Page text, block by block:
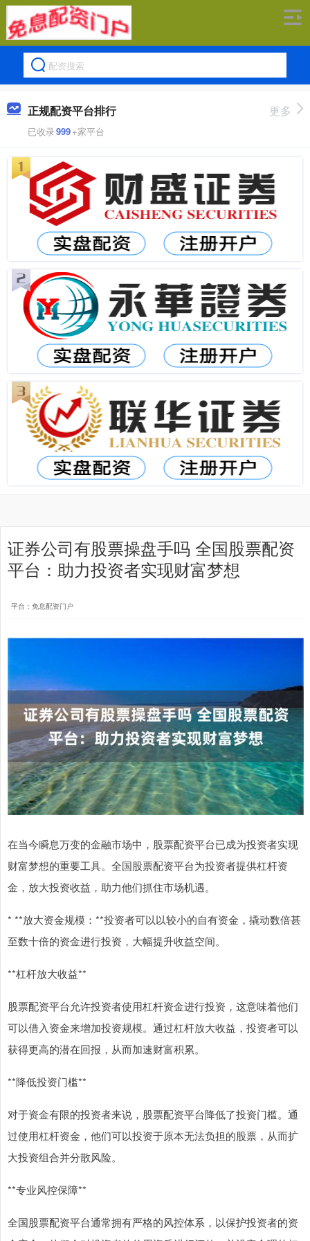
正规配资平台排行
已收录999+家平台
更多
证券公司有股票操盘手吗 全国股票配资
平台：助力投资者实现财富梦想
平台：免息配资门户
在当今瞬息万变的金融市场中，股票配资平台已成为投资者实现
财富梦想的重要工具。全国股票配资平台为投资者提供杠杆资
金，放大投资收益，助力他们抓住市场机遇。
* **放大资金规模：**投资者可以以较小的自有资金，撬动数倍甚
至数十倍的资金进行投资，大幅提升收益空间。
**杠杆放大收益**
股票配资平台允许投资者使用杠杆资金进行投资，这意味着他们
可以借入资金来增加投资规模。通过杠杆放大收益，投资者可以
获得更高的潜在回报，从而加速财富积累。
**降低投资门槛**
对于资金有限的投资者来说，股票配资平台降低了投资门槛。通
过使用杠杆资金，他们可以投资于原本无法负担的股票，从而扩
大投资组合并分散风险。
**专业风控保障**
全国股票配资平台通常拥有严格的风控体系，以保护投资者的资